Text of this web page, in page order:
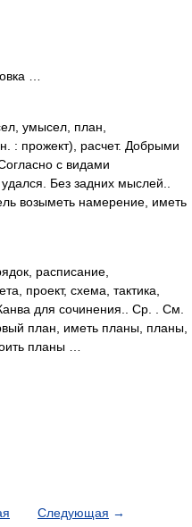
…
умысел, план,
: прожект), расчет. Добрыми
с видами
Без задних мыслей..
возыметь намерение, иметь
расписание,
проект, схема, тактика,
для сочинения.. Ср. . См.
план, иметь планы, планы,
планы …
Следующая →